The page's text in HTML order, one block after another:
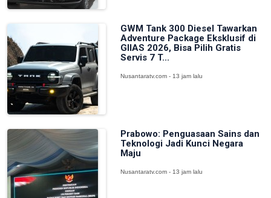
GWM Tank 300 Diesel Tawarkan
Adventure Package Eksklusif di
GIIAS 2026, Bisa Pilih Gratis
Servis 7 T...
Nusantaratv.com - 13 jam lalu
Prabowo: Penguasaan Sains dan
Teknologi Jadi Kunci Negara
Maju
Nusantaratv.com - 13 jam lalu